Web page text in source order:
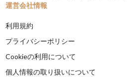
運営会社情報
利用規約
プライバシーポリシー
Cookieの利用について
個人情報の取り扱いについて